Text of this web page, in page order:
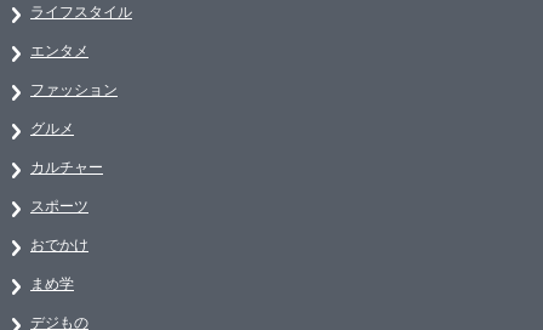
ライフスタイル
エンタメ
ファッション
グルメ
カルチャー
スポーツ
おでかけ
まめ学
デジもの